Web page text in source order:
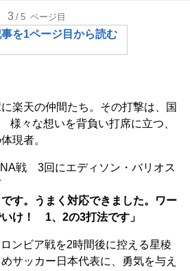
3 /5 ページ目
を1ページ目から読む
楽天の仲間たち。その打撃は、国
々な想いを背負い打席に立つ、
現者。
戦 3回にエディソン・バリオス
です。うまく対応できました。ワー
け！ 1、2の3打法です」
ンビア戦を2時間後に控える星稜
サッカー日本代表に、勇気を与え